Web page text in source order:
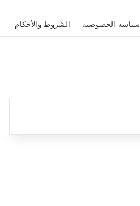
سياسة الخصوصية الشروط والأحكام